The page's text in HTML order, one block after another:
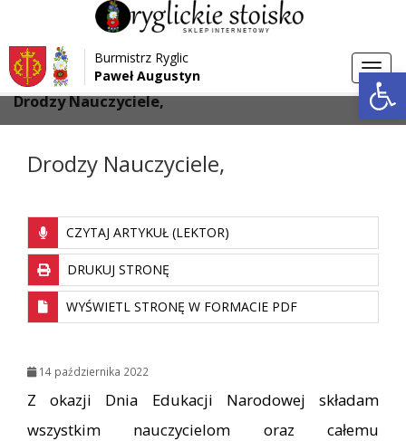
Przejdź do menu
Przejdź do głównej treści strony
Przejdź do stopki strony
Burmistrz Ryglic
Paweł Augustyn
Strona główna > Bez kategorii
Drodzy Nauczyciele,
Drodzy Nauczyciele,
CZYTAJ ARTYKUŁ (LEKTOR)
DRUKUJ STRONĘ
WYŚWIETL STRONĘ W FORMACIE PDF
14 października 2022
Z okazji Dnia Edukacji Narodowej składam
wszystkim nauczycielom oraz całemu